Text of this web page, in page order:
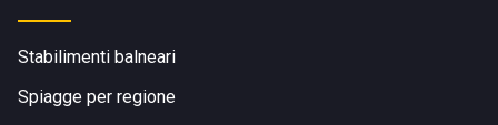
Stabilimenti balneari
Spiagge per regione